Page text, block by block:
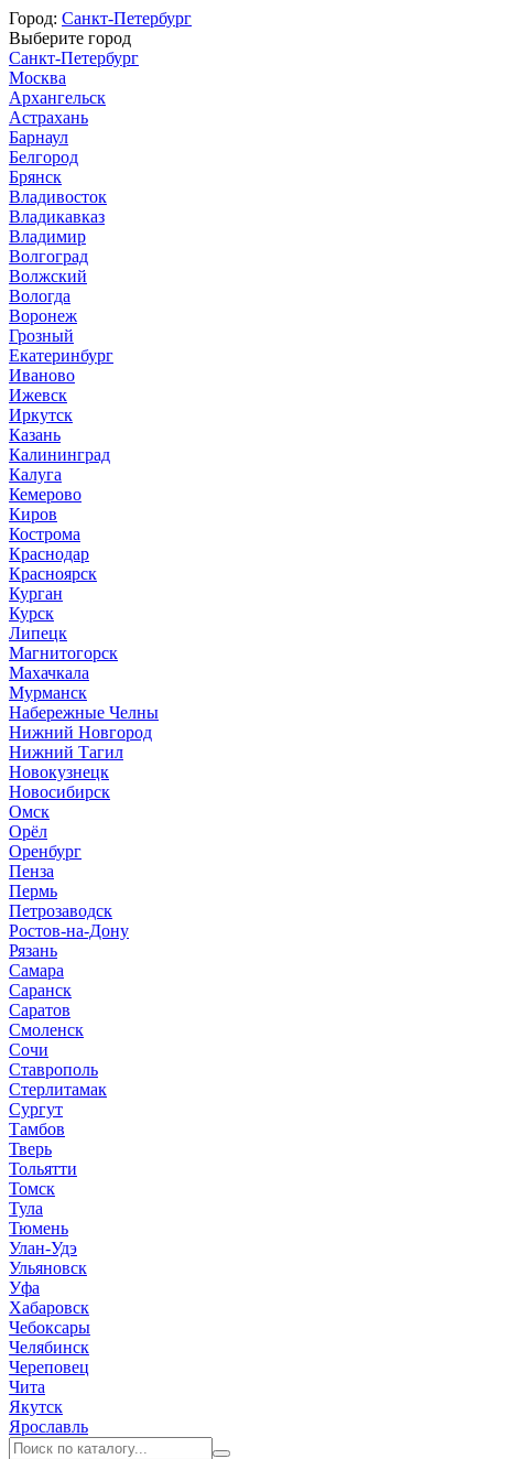
Город: Санкт-Петербург
Выберите город
Санкт-Петербург
Москва
Архангельск
Астрахань
Барнаул
Белгород
Брянск
Владивосток
Владикавказ
Владимир
Волгоград
Волжский
Вологда
Воронеж
Грозный
Екатеринбург
Иваново
Ижевск
Иркутск
Казань
Калининград
Калуга
Кемерово
Киров
Кострома
Краснодар
Красноярск
Курган
Курск
Липецк
Магнитогорск
Махачкала
Мурманск
Набережные Челны
Нижний Новгород
Нижний Тагил
Новокузнецк
Новосибирск
Омск
Орёл
Оренбург
Пенза
Пермь
Петрозаводск
Ростов-на-Дону
Рязань
Самара
Саранск
Саратов
Смоленск
Сочи
Ставрополь
Стерлитамак
Сургут
Тамбов
Тверь
Тольятти
Томск
Тула
Тюмень
Улан-Удэ
Ульяновск
Уфа
Хабаровск
Чебоксары
Челябинск
Череповец
Чита
Якутск
Ярославль